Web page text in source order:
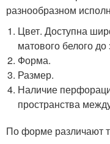
разнообразном
Цвет. Доступна
матового белого до
Форма.
Размер.
Наличие
пространства
По форме различают